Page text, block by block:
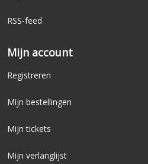
RSS-feed
Mijn account
Registreren
Mijn bestellingen
Mijn tickets
Mijn verlanglijst